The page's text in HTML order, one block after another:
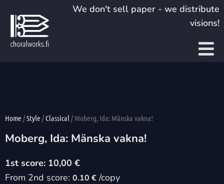
content
We don't sell paper - we distribute
visions!
Home /Style /Classical / Moberg, Ida: Mänska vakna!
Moberg, Ida: Mänska vakna!
10,00 €
From 2nd score: 0.10 € /copy